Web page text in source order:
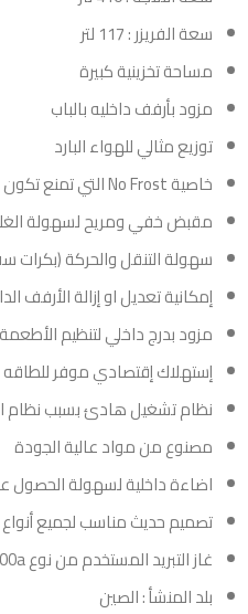
سعة الفريزر : 117 لتر
مساحة تخزينية كبيرة
مزود بأرفف داخليه بالباب
توزيع مثالي للهواء البارد
خاصية No Frost التي تمنع تكون الجليد
مقبض خفي ومريح لسهولة
سهولة التنقل والحركة (بكرات
إمكانية تعديل او إزالة الأرفف
مزود بدرج داخلي لتنظيم الأطعمة
إستهلاك إقتصادي موفر للطاقه
نظام تشغيل هادئ بسبب نظام
مصنوع من مواد عالية الجودة
اضاءة داخلية لسهولة الحصول
تصميم حديث مناسب لجميع
غاز التبريد المستخدم من نوع R600a : صديق للبيئة
بلد المنشأ : الصين